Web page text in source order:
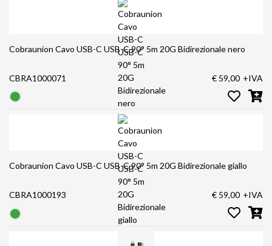
Cobraunion Cavo USB-C USB-C 90° 5m 20G Bidirezionale nero
CBRA1000071 € 59,00 +IVA
Cobraunion Cavo USB-C USB-C 90° 5m 20G Bidirezionale giallo
CBRA1000193 € 59,00 +IVA